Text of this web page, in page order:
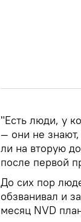
"Есть люди, у
— они не
ли на вторую
после первой
До сих пор
обзванивал и
месяц NVD